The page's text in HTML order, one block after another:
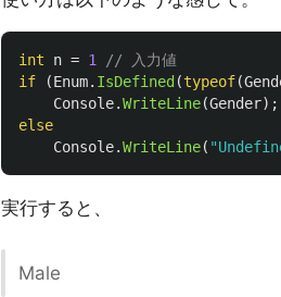
int n = 1
// 入力値
if
(Enum. IsDefined (typeof(
Console.WriteLine(Gender);
else
Console.WriteLine(
実行すると、
Male